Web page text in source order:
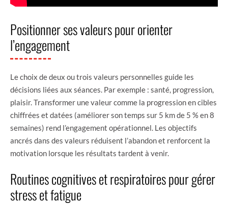
Positionner ses valeurs pour orienter
l’engagement
Le choix de deux ou trois valeurs personnelles guide les
décisions liées aux séances. Par exemple : santé, progression,
plaisir. Transformer une valeur comme la progression en cibles
chiffrées et datées (améliorer son temps sur 5 km de 5 % en 8
semaines) rend l’engagement opérationnel. Les objectifs
ancrés dans des valeurs réduisent l’abandon et renforcent la
motivation lorsque les résultats tardent à venir.
Routines cognitives et respiratoires pour gérer
stress et fatigue